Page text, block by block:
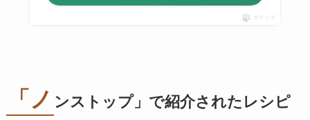
ポチップ
「ノ ンストップ」で紹介されたレシピ